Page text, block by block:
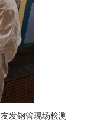
友发钢管现场检测